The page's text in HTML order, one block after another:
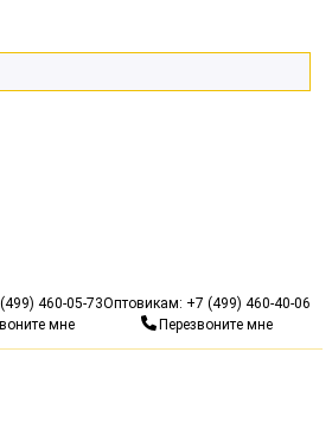
10 лет Оптовикам: +7 (499) 460-40-06
Перезвоните мне
460-05-73
мне